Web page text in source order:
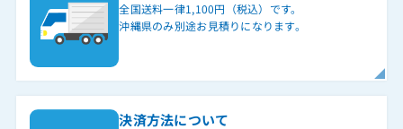
全国送料一律1,100円（税込）です。
沖縄県のみ別途お見積りになります。
決済方法について